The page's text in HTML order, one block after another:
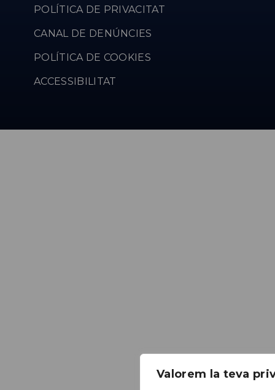
Valorem la teva
POLÍTICA DE PRIVACITAT
CANAL DE DENÚNCIES
POLÍTICA DE COOKIES
ACCESSIBILITAT